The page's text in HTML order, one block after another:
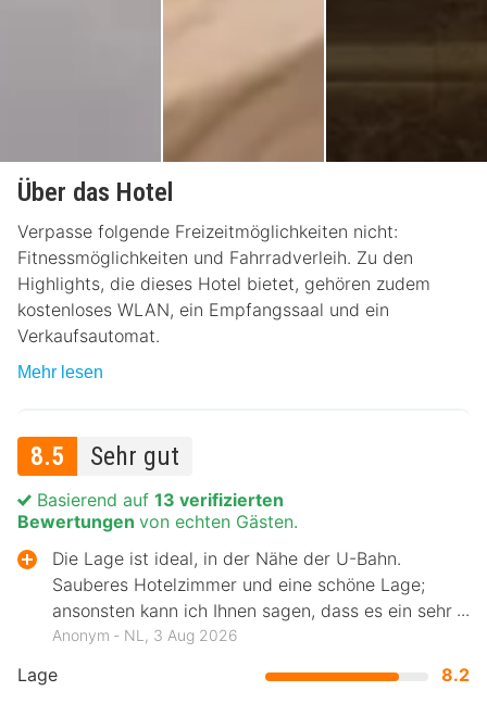
Über das Hotel
Verpasse folgende Freizeitmöglichkeiten nicht:
Fitnessmöglichkeiten und Fahrradverleih. Zu den
Highlights, die dieses Hotel bietet, gehören zudem
kostenloses WLAN, ein Empfangssaal und ein
Verkaufsautomat.
Mehr lesen
8.5 Sehr gut
Lage
8.2
Basierend auf 13 verifizierten
Bewertungen von echten Gästen.
Die Lage ist ideal, in der Nähe der U-Bahn.
Sauberes Hotelzimmer und eine schöne Lage;
ansonsten kann ich Ihnen sagen, dass es ein sehr
schöner Ort ist.
Anonym ‐ NL, 3 Aug 2026